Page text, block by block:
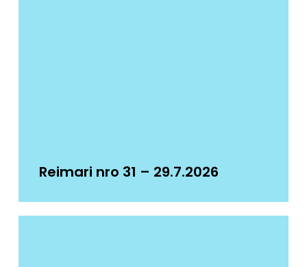
Reimari nro 31 – 29.7.2026